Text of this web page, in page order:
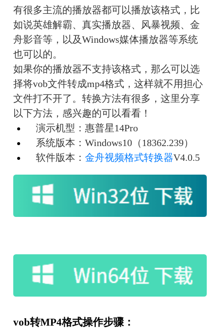
有很多主流的播放器都可以播放该格式，比
如说英雄解霸、真实播放器、风暴视频、金
舟影音等，以及Windows媒体播放器等系统
也可以的。
如果你的播放器不支持该格式，那么可以选
择将vob文件转成mp4格式，这样就不用担心
文件打不开了。转换方法有很多，这里分享
以下方法，感兴趣的可以看看！
演示机型：惠普星14Pro
系统版本：Windows10（18362.239）
软件版本：金舟视频格式转换器V4.0.5
vob转MP4格式操作步骤：